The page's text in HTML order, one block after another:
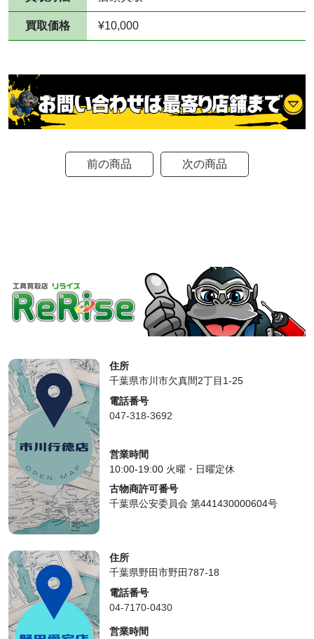
買取価格 ¥10,000
前の商品 次の商品
住所
千葉県市川市欠真間2丁目1-25
電話番号
047-318-3692
営業時間
10:00-19:00 火曜・日曜定休
古物商許可番号
千葉県公安委員会 第441430000604号
住所
千葉県野田市野田787-18
電話番号
04-7170-0430
営業時間